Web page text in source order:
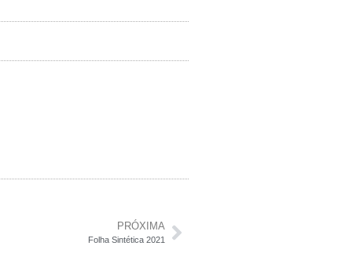
PRÓXIMA
Folha Sintética 2021